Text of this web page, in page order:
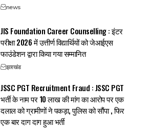
news
JIS Foundation Career Counselling : इंटर
परीक्षा 2026 में उत्तीर्ण विद्यार्थियों को जेआईएस
फाउंडेशन द्वारा किया गया सम्मानित
झारखंड
JSSC PGT Recruitment Fraud : JSSC PGT
भर्ती के नाम पर 10 लाख की मांग का आरोप पर एक
दलाल को ग्रामीणों ने पकड़ा, पुलिस को सौंपा , फिर
एक बार दाग दाग हुआ भर्ती